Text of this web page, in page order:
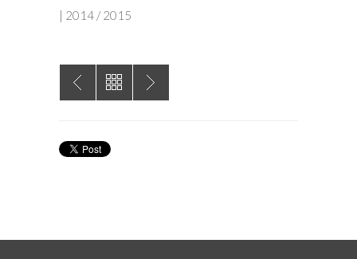
| 2014 / 2015